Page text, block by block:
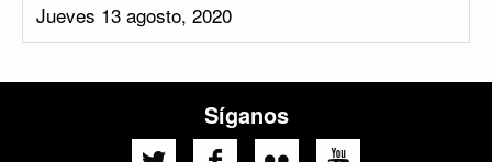
Jueves 13 agosto, 2020
Síganos